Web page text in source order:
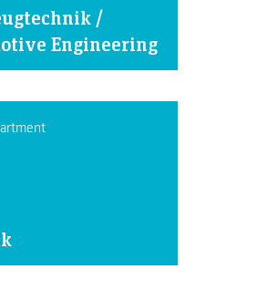
/
Engineering